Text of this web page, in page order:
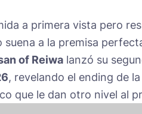
a primera vista pero
suena a la premisa
of Reiwa lanzó su
, revelando el ending de
que le dan otro nivel al